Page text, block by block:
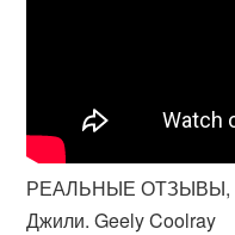
РЕАЛЬНЫЕ ОТЗЫВЫ,
Джили. Geely Coolray